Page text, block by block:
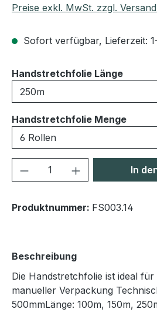
Preise exkl. MwSt. zzgl.
Sofort verfügbar, Lieferzeit:
Handstretchfolie Länge
Handstretchfolie Menge
Produkt Anzahl: Gib
In
Produktnummer: FS003.14
Beschreibung
Die Handstretchfolie ist ideal für
manueller Verpackung
500mmLänge: 100m, 150m,